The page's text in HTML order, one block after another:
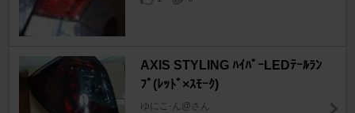
AXIS STYLING ﾊｲﾊﾟｰLEDﾃｰﾙﾗﾝ
ﾌﾟ(ﾚｯﾄﾞ×ｽﾓｰｸ)
ゆにこ-ん@さん